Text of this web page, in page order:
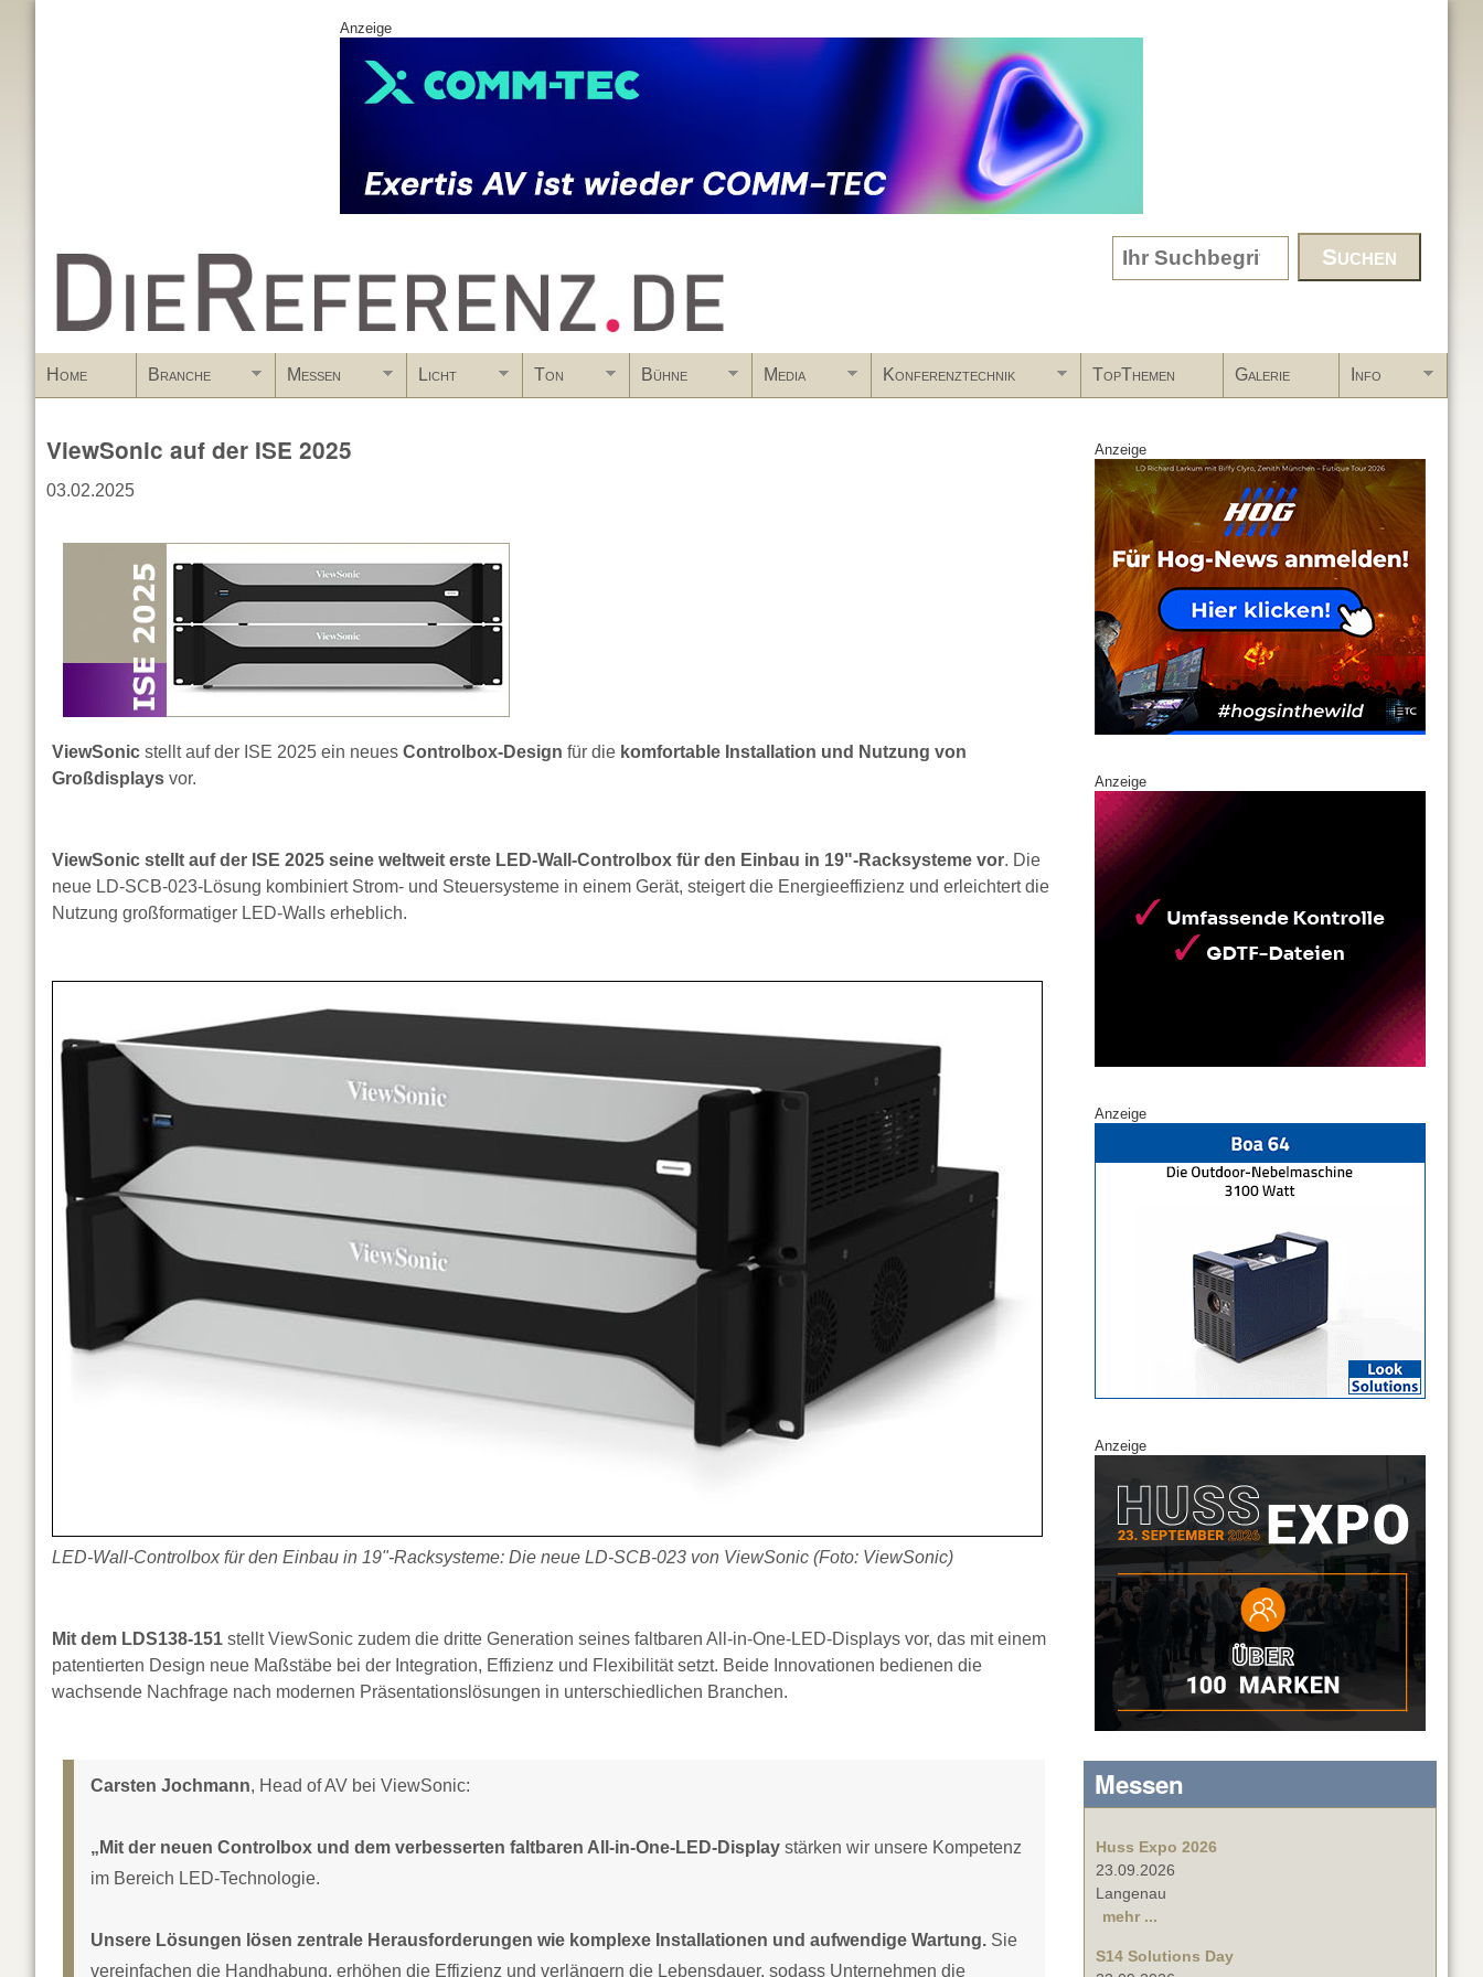
Anzeige
www.DieReferenz.de Search form
Home Branche Messen Licht Ton Bühne Media Konferenztechnik TopThemen Galerie Info
ViewSonic auf der ISE 2025
03.02.2025
ViewSonic stellt auf der ISE 2025 ein neues Controlbox-Design für die komfortable Installation und Nutzung von
Großdisplays vor.
ViewSonic stellt auf der ISE 2025 seine weltweit erste LED-Wall-Controlbox für den Einbau in 19"-Racksysteme vor. Die
neue LD-SCB-023-Lösung kombiniert Strom- und Steuersysteme in einem Gerät, steigert die Energieeffizienz und erleichtert die
Nutzung großformatiger LED-Walls erheblich.
LED-Wall-Controlbox für den Einbau in 19"-Racksysteme: Die neue LD-SCB-023 von ViewSonic (Foto: ViewSonic)
Mit dem LDS138-151 stellt ViewSonic zudem die dritte Generation seines faltbaren All-in-One-LED-Displays vor, das mit einem
patentierten Design neue Maßstäbe bei der Integration, Effizienz und Flexibilität setzt. Beide Innovationen bedienen die
wachsende Nachfrage nach modernen Präsentationslösungen in unterschiedlichen Branchen.
Carsten Jochmann, Head of AV bei ViewSonic:
„Mit der neuen Controlbox und dem verbesserten faltbaren All-in-One-LED-Display stärken wir unsere Kompetenz
im Bereich LED-Technologie.
Unsere Lösungen lösen zentrale Herausforderungen wie komplexe Installationen und aufwendige Wartung. Sie
vereinfachen die Handhabung, erhöhen die Effizienz und verlängern die Lebensdauer, sodass Unternehmen die
Anzeige
Anzeige
Anzeige
Anzeige
Messen
Huss Expo 2026
23.09.2026
Langenau
mehr ...
S14 Solutions Day